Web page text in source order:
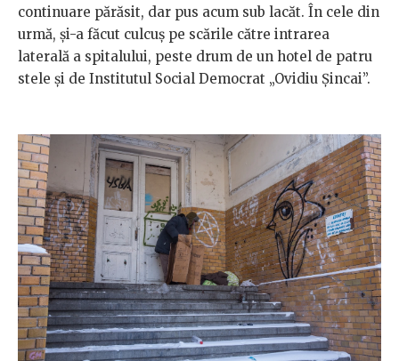
continuare părăsit, dar pus acum sub lacăt. În cele din
urmă, și-a făcut culcuș pe scările către intrarea
laterală a spitalului, peste drum de un hotel de patru
stele și de Institutul Social Democrat „Ovidiu Șincai”.